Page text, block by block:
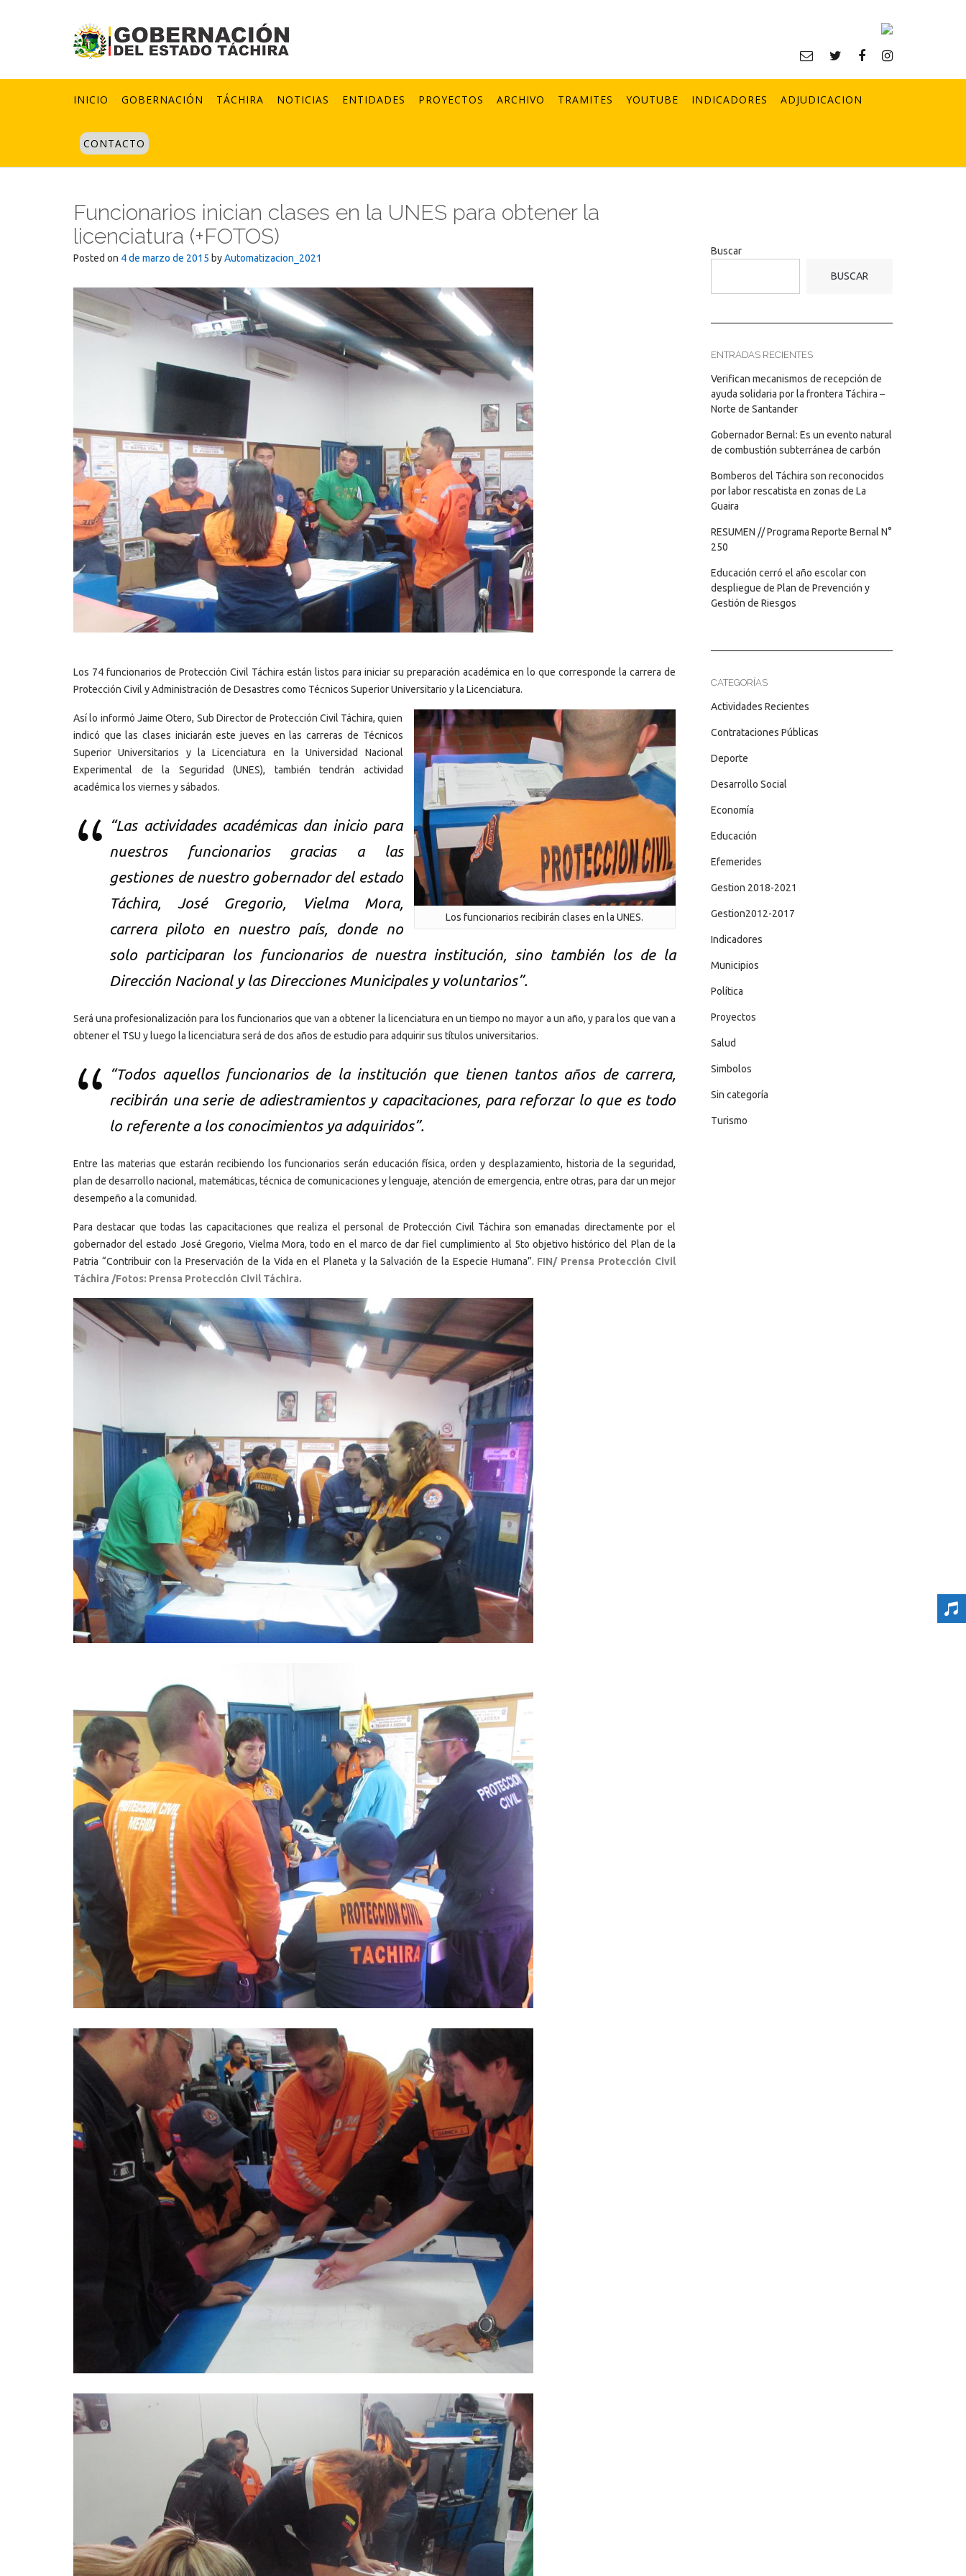
INICIO GOBERNACIÓN TÁCHIRA NOTICIAS ENTIDADES PROYECTOS ARCHIVO TRAMITES YOUTUBE INDICADORES ADJUDICACION
CONTACTO
Funcionarios inician clases en la UNES para obtener la
licenciatura (+FOTOS)
Posted on 4 de marzo de 2015 byAutomatizacion_2021
Los 74 funcionarios de Protección Civil Táchira están listos para iniciar su preparación académica en lo que corresponde la carrera de
Protección Civil y Administración de Desastres como Técnicos Superior Universitario y la Licenciatura.
Los funcionarios recibirán clases en la UNES.
Así lo informó Jaime Otero, Sub Director de Protección Civil Táchira, quien
indicó que las clases iniciarán este jueves en las carreras de Técnicos
Superior Universitarios y la Licenciatura en la Universidad Nacional
Experimental de la Seguridad (UNES), también tendrán actividad
académica los viernes y sábados.
“Las actividades académicas dan inicio para
nuestros funcionarios gracias a las
gestiones de nuestro gobernador del estado
Táchira, José Gregorio, Vielma Mora,
carrera piloto en nuestro país, donde no
solo participaran los funcionarios de nuestra institución, sino también los de la
Dirección Nacional y las Direcciones Municipales y voluntarios”.
Será una profesionalización para los funcionarios que van a obtener la licenciatura en un tiempo no mayor a un año, y para los que van a
obtener el TSU y luego la licenciatura será de dos años de estudio para adquirir sus títulos universitarios.
“Todos aquellos funcionarios de la institución que tienen tantos años de carrera,
recibirán una serie de adiestramientos y capacitaciones, para reforzar lo que es todo
lo referente a los conocimientos ya adquiridos”.
Entre las materias que estarán recibiendo los funcionarios serán educación física, orden y desplazamiento, historia de la seguridad,
plan de desarrollo nacional, matemáticas, técnica de comunicaciones y lenguaje, atención de emergencia, entre otras, para dar un mejor
desempeño a la comunidad.
Para destacar que todas las capacitaciones que realiza el personal de Protección Civil Táchira son emanadas directamente por el
gobernador del estado José Gregorio, Vielma Mora, todo en el marco de dar fiel cumplimiento al 5to objetivo histórico del Plan de la
Patria “Contribuir con la Preservación de la Vida en el Planeta y la Salvación de la Especie Humana”. FIN/ Prensa Protección Civil
Táchira /Fotos: Prensa Protección Civil Táchira.
Buscar
BUSCAR
ENTRADAS RECIENTES
Verifican mecanismos de recepción de
ayuda solidaria por la frontera Táchira –
Norte de Santander
Gobernador Bernal: Es un evento natural
de combustión subterránea de carbón
Bomberos del Táchira son reconocidos
por labor rescatista en zonas de La
Guaira
RESUMEN // Programa Reporte Bernal N°
250
Educación cerró el año escolar con
despliegue de Plan de Prevención y
Gestión de Riesgos
CATEGORÍAS
Actividades Recientes
Contrataciones Públicas
Deporte
Desarrollo Social
Economía
Educación
Efemerides
Gestion 2018-2021
Gestion2012-2017
Indicadores
Municipios
Política
Proyectos
Salud
Simbolos
Sin categoría
Turismo